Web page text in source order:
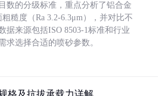
数的分级标准，重点分析了铝合金
糙度（Ra 3.2-6.3μm），并对比不
据来源包括ISO 8503-1标准和行业
求选择合适的喷砂参数。
格及抗拔承载力详解